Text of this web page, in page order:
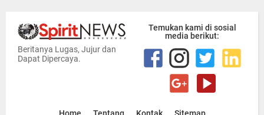
Beritanya Lugas, Jujur dan
Dapat Dipercaya.
Temukan kami di sosial
media berikut:
Home Tentang Kontak Sitemap